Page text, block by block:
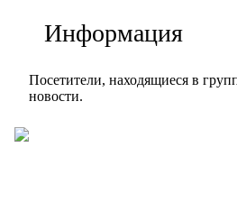
Информация
Посетители, находящиеся в
новости.